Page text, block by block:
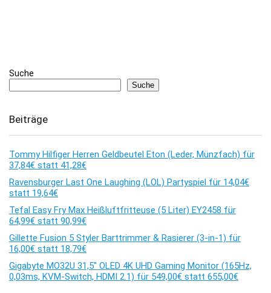
Suche
Suche
Beiträge
Tommy Hilfiger Herren Geldbeutel Eton (Leder, Münzfach) für
37,84€ statt 41,28€
Ravensburger Last One Laughing (LOL) Partyspiel für 14,04€
statt 19,64€
Tefal Easy Fry Max Heißluftfritteuse (5 Liter) EY2458 für
64,99€ statt 90,99€
Gillette Fusion 5 Styler Barttrimmer & Rasierer (3-in-1) für
16,00€ statt 18,79€
Gigabyte MO32U 31,5″ OLED 4K UHD Gaming Monitor (165Hz,
0,03ms, KVM-Switch, HDMI 2.1) für 549,00€ statt 655,00€